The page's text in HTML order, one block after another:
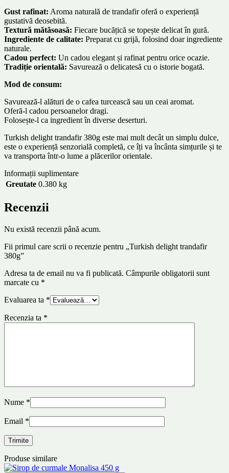
Gust rafinat: Aroma naturală de trandafir oferă o experiență
gustativă deosebită.
Textură mătăsoasă: Fiecare bucățică se topește delicat în gură.
Ingrediente de calitate: Preparat cu grijă, folosind doar ingrediente
naturale.
Cadou perfect: Un cadou elegant și rafinat pentru orice ocazie.
Tradiție orientală: Savurează o delicatesă cu o istorie bogată.
Mod de consum:
Savurează-l alături de o cafea turcească sau un ceai aromat.
Oferă-l cadou persoanelor dragi.
Folosește-l ca ingredient în diverse deserturi.
Turkish delight trandafir 380g este mai mult decât un simplu dulce,
este o experiență senzorială completă, ce îți va încânta simțurile și te
va transporta într-o lume a plăcerilor orientale.
Informații suplimentare
Greutate 0.380 kg
Recenzii
Nu există recenzii până acum.
Fii primul care scrii o recenzie pentru „Turkish delight trandafir
380g”
Adresa ta de email nu va fi publicată. Câmpurile obligatorii sunt
marcate cu *
Evaluarea ta *
Recenzia ta *
Nume *
Email *
Produse similare